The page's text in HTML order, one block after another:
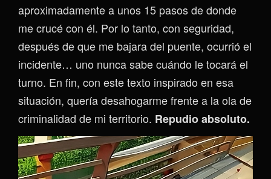
aproximadamente a unos 15 pasos de donde
me crucé con él. Por lo tanto, con seguridad,
después de que me bajara del puente, ocurrió el
incidente… uno nunca sabe cuándo le tocará el
turno. En fin, con este texto inspirado en esa
situación, quería desahogarme frente a la ola de
criminalidad de mi territorio. Repudio absoluto.